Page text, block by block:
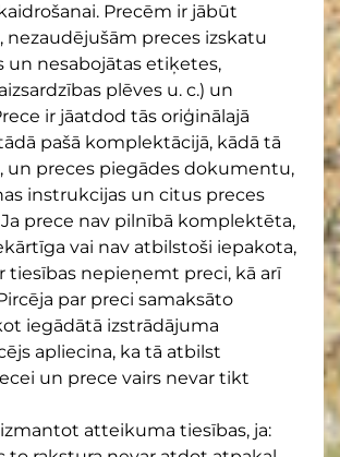
Precēm ir jābūt
nezaudējušām preces izskatu
un nesabojātas etiķetes,
plēves u. c.) un
ir jāatdod tās oriģinālajā
pašā komplektācijā, kādā tā
un preces piegādes dokumentu,
instrukcijas un citus preces
prece nav pilnībā komplektēta,
vai nav atbilstoši iepakota,
tiesības nepieņemt preci, kā arī
par preci samaksāto
iegādātā izstrādājuma
apliecina, ka tā atbilst
un prece vairs nevar tikt
atteikuma tiesības, ja: